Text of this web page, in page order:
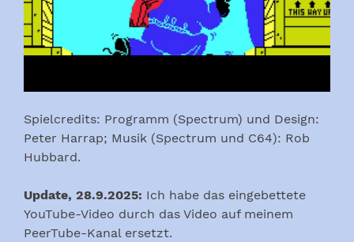
Spielcredits: Programm (Spectrum) und Design:
Peter Harrap; Musik (Spectrum und C64): Rob
Hubbard.
Update, 28.9.2025: Ich habe das eingebettete
YouTube-Video durch das Video auf meinem
PeerTube-Kanal ersetzt.